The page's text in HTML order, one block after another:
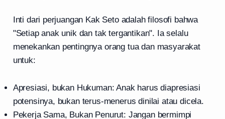
Inti dari perjuangan Kak Seto adalah filosofi bahwa
"Setiap anak unik dan tak tergantikan". Ia selalu
menekankan pentingnya orang tua dan masyarakat
untuk:
Apresiasi, bukan Hukuman: Anak harus diapresiasi
potensinya, bukan terus-menerus dinilai atau dicela.
Pekerja Sama, Bukan Penurut: Jangan bermimpi